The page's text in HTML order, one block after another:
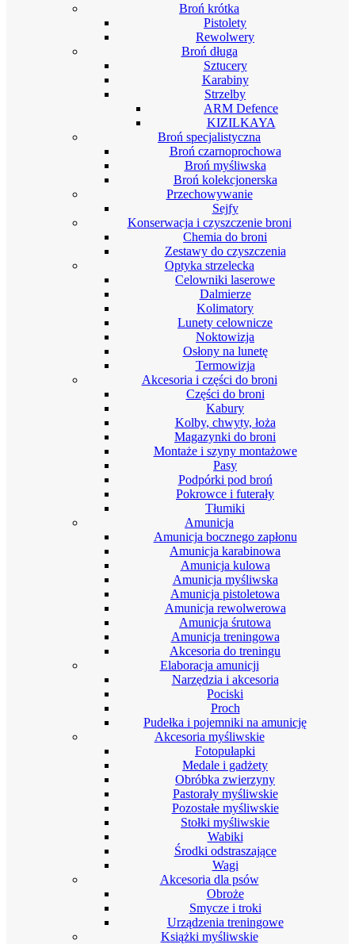
Broń krótka
Pistolety
Rewolwery
Broń długa
Sztucery
Karabiny
Strzelby
ARM Defence
KIZILKAYA
Broń specjalistyczna
Broń czarnoprochowa
Broń myśliwska
Broń kolekcjonerska
Przechowywanie
Sejfy
Konserwacja i czyszczenie broni
Chemia do broni
Zestawy do czyszczenia
Optyka strzelecka
Celowniki laserowe
Dalmierze
Kolimatory
Lunety celownicze
Noktowizja
Osłony na lunetę
Termowizja
Akcesoria i części do broni
Części do broni
Kabury
Kolby, chwyty, łoża
Magazynki do broni
Montaże i szyny montażowe
Pasy
Podpórki pod broń
Pokrowce i futerały
Tłumiki
Amunicja
Amunicja bocznego zapłonu
Amunicja karabinowa
Amunicja kulowa
Amunicja myśliwska
Amunicja pistoletowa
Amunicja rewolwerowa
Amunicja śrutowa
Amunicja treningowa
Akcesoria do treningu
Elaboracja amunicji
Narzędzia i akcesoria
Pociski
Proch
Pudełka i pojemniki na amunicję
Akcesoria myśliwskie
Fotopułapki
Medale i gadżety
Obróbka zwierzyny
Pastorały myśliwskie
Pozostałe myśliwskie
Stołki myśliwskie
Wabiki
Środki odstraszające
Wagi
Akcesoria dla psów
Obroże
Smycze i troki
Urządzenia treningowe
Książki myśliwskie